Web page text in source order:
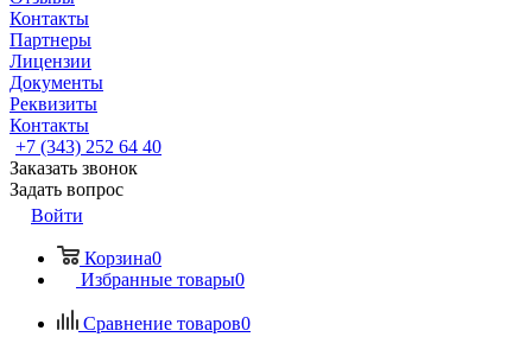
Контакты
Партнеры
Лицензии
Документы
Реквизиты
Контакты
+7 (343) 252 64 40
Заказать звонок
Задать вопрос
Войти
Корзина0
Избранные товары0
Сравнение товаров0